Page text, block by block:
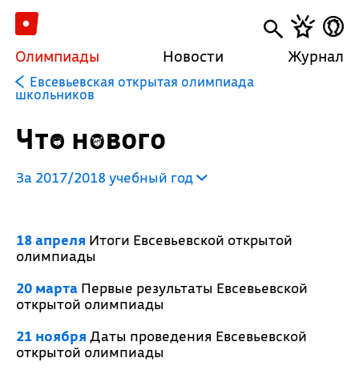
Олимпиады Новости Журнал
Евсевьевская открытая олимпиада
школьников
Что нового
За 2017/2018 учебный год
18 апреля Итоги Евсевьевской открытой
олимпиады
20 мартаПервые результаты Евсевьевской
открытой олимпиады
21 ноября Даты проведения Евсевьевской
открытой олимпиады